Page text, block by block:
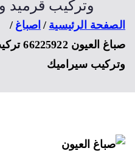
وتركيب قرميد
الرئيسية
اصباغ
صباغ العيون
سيراميك